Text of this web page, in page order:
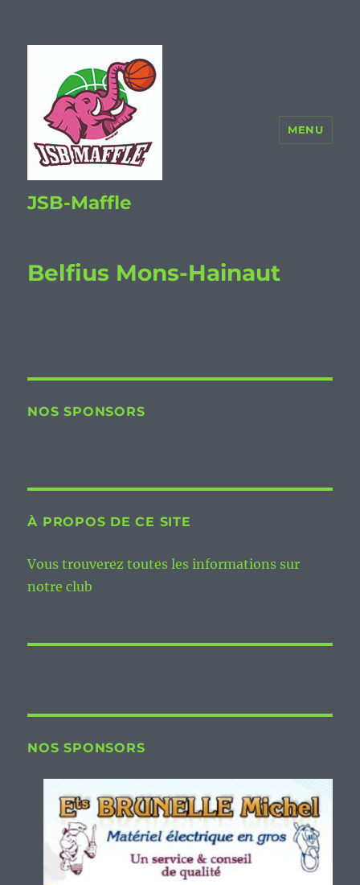
JSB-Maffle
MENU
Belfius Mons-Hainaut
NOS SPONSORS
À PROPOS DE CE SITE
Vous trouverez toutes les informations sur
notre club
NOS SPONSORS